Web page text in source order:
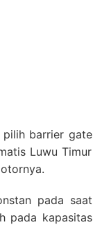
pilih barrier gate
Luwu Timur
pada saat
pada kapasitas